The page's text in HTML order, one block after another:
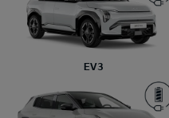
EV3